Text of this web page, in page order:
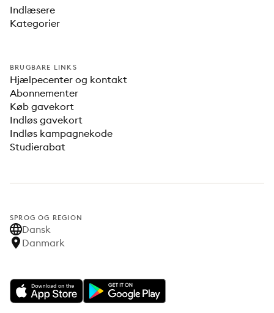
Indlæsere
Kategorier
BRUGBARE LINKS
Hjælpecenter og kontakt
Abonnementer
Køb gavekort
Indløs gavekort
Indløs kampagnekode
Studierabat
SPROG OG REGION
Dansk
Danmark